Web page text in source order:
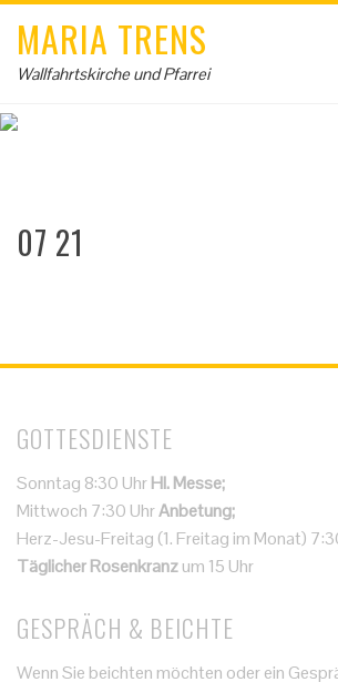
MARIA TRENS
Wallfahrtskirche und Pfarrei
07 21
GOTTESDIENSTE
Sonntag 8:30 UhrHl. Messe;
Mittwoch 7:30 UhrAnbetung;
Herz-Jesu-Freitag (1. Freitag im Monat)
Täglicher Rosenkranzum 15 Uhr
GESPRÄCH & BEICHTE
Wenn Sie beichten möchten oder ein